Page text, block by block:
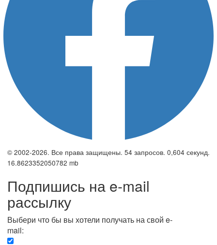
© 2002-2026. Все права защищены. 54 запросов. 0,604 секунд.
16.8623352050782 mb
Подпишись на e-mail
рассылку
Выбери что бы вы хотели получать на свой e-
mail: